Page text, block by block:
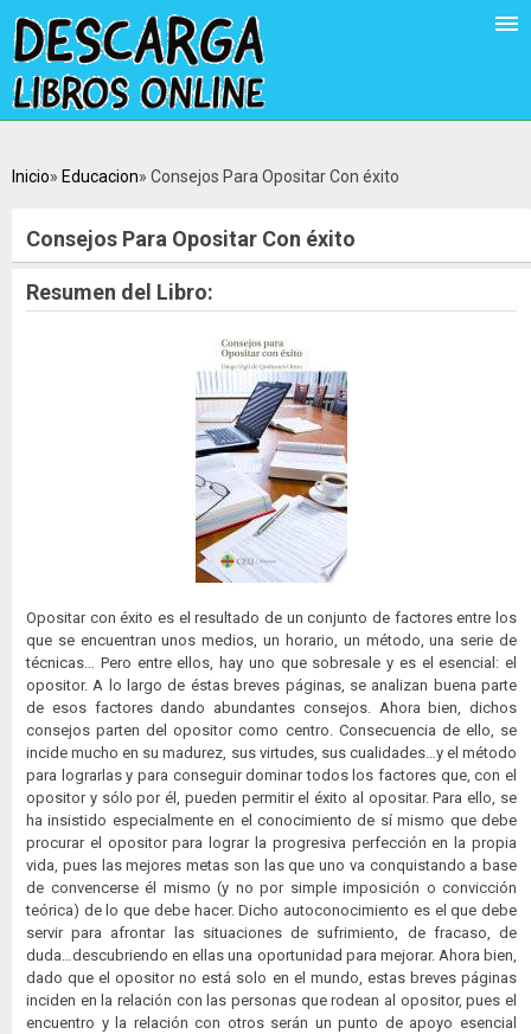
Inicio Educacion Consejos Para Opositar Con éxito
Consejos Para Opositar Con éxito
Resumen del Libro:
Opositar con éxito es el resultado de un conjunto de factores entre los
que se encuentran unos medios, un horario, un método, una serie de
técnicas… Pero entre ellos, hay uno que sobresale y es el esencial: el
opositor. A lo largo de éstas breves páginas, se analizan buena parte
de esos factores dando abundantes consejos. Ahora bien, dichos
consejos parten del opositor como centro. Consecuencia de ello, se
incide mucho en su madurez, sus virtudes, sus cualidades…y el método
para lograrlas y para conseguir dominar todos los factores que, con el
opositor y sólo por él, pueden permitir el éxito al opositar. Para ello, se
ha insistido especialmente en el conocimiento de sí mismo que debe
procurar el opositor para lograr la progresiva perfección en la propia
vida, pues las mejores metas son las que uno va conquistando a base
de convencerse él mismo (y no por simple imposición o convicción
teórica) de lo que debe hacer. Dicho autoconocimiento es el que debe
servir para afrontar las situaciones de sufrimiento, de fracaso, de
duda…descubriendo en ellas una oportunidad para mejorar. Ahora bien,
dado que el opositor no está solo en el mundo, estas breves páginas
inciden en la relación con las personas que rodean al opositor, pues el
encuentro y la relación con otros serán un punto de apoyo esencial